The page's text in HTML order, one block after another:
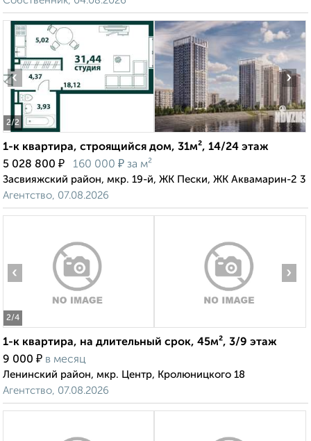
2/2
‹ ›
1-к квартира, строящийся дом, 31м², 14/24 этаж
5 028 800 ₽ 160 000 ₽ за м²
Засвияжский район, мкр. 19-й, ЖК Пески, ЖК Аквамарин-2 3
Агентство, 07.08.2026
2/4
‹ ›
1-к квартира, на длительный срок, 45м², 3/9 этаж
9 000 ₽ в месяц
Ленинский район, мкр. Центр, Кролюницкого 18
Агентство, 07.08.2026